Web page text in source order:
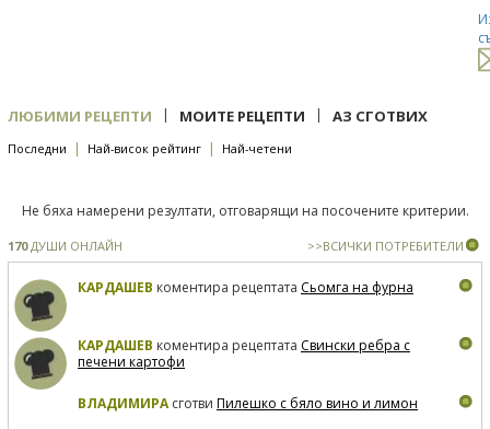
ЛЮБИМИ РЕЦЕПТИ | МОИТЕ РЕЦЕПТИ | АЗ СГОТВИХ
Последни | Най-висок рейтинг | Най-четени
Не бяха намерени резултати, отговарящи на посочените критерии.
170ДУШИ ОНЛАЙН >>ВСИЧКИ ПОТРЕБИТЕЛИ
КАРДАШЕВ коментира рецептата Сьомга на фурна
КАРДАШЕВ коментира рецептата Свински ребра с
печени картофи
ВЛАДИМИРАсготви Пилешко с бяло вино и лимон